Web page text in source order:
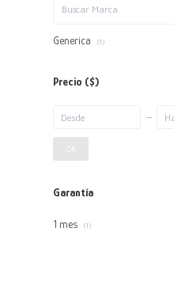
Generica (1)
Precio ($)
Garantía
1 mes (1)